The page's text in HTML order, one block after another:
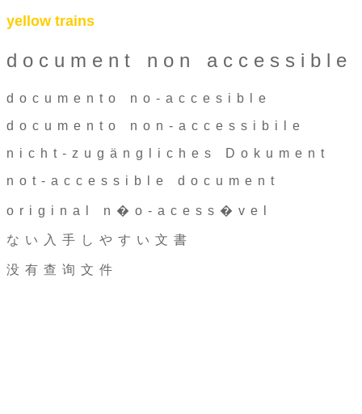
yellow trains
document non accessible
documento no-accesible
documento non-accessibile
nicht-zugängliches Dokument
not-accessible document
original n�o-acess�vel
ない入手しやすい文書
没有查询文件